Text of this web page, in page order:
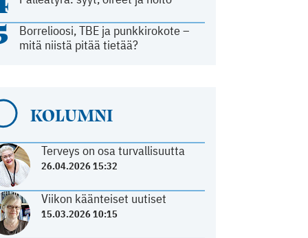
Borrelioosi, TBE ja punkkirokote –
mitä niistä pitää tietää?
KOLUMNI
Terveys on osa turvallisuutta
26.04.2026 15:32
Viikon käänteiset uutiset
15.03.2026 10:15